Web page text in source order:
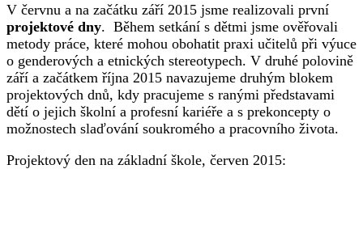
V červnu a na začátku září 2015 jsme realizovali první
projektové dny. Během setkání s dětmi jsme ověřovali
metody práce, které mohou obohatit praxi učitelů při výuce
o genderových a etnických stereotypech. V druhé polovině
září a začátkem října 2015 navazujeme druhým blokem
projektových dnů, kdy pracujeme s ranými představami
dětí o jejich školní a profesní kariéře a s prekoncepty o
možnostech slaďování soukromého a pracovního života.
Projektový den na základní škole, červen 2015: